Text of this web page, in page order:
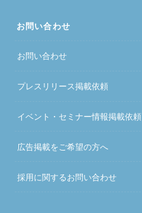
お問い合わせ
お問い合わせ
プレスリリース掲載依頼
イベント・セミナー情報掲載依頼
広告掲載をご希望の方へ
採用に関するお問い合わせ